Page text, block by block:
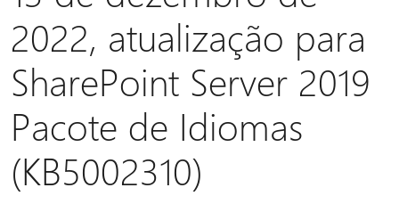
2022, atualização para
SharePoint Server 2019
Pacote de Idiomas
(KB5002310)